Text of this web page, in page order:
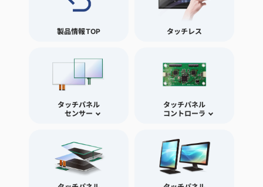
製品情報TOP タッチレス
タッチパネル
センサー
タッチパネル
コントローラ